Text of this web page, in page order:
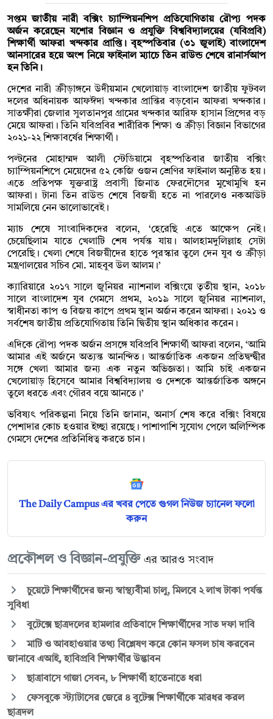
সপ্তম জাতীয় নারী বক্সিং চ্যাম্পিয়নশিপ প্রতিযোগিতায় রৌপ্য পদক
অর্জন করেছেন যশোর বিজ্ঞান ও প্রযুক্তি বিশ্ববিদ্যালয়ের (যবিপ্রবি)
শিক্ষার্থী আফরা খন্দকার প্রাপ্তি। বৃহস্পতিবার (৩১ জুলাই) বাংলাদেশ
আনসারের হয়ে অংশ নিয়ে ফাইনাল ম্যাচে তিন রাউন্ড শেষে রানার্সআপ
হন তিনি।
দেশের নারী ক্রীড়াঙ্গনে উদীয়মান খেলোয়াড় বাংলাদেশ জাতীয় ফুটবল
দলের অধিনায়ক আফঈদা খন্দকার প্রান্তির বড়বোন আফরা খন্দকার।
সাতক্ষীরা জেলার সুলতানপুর গ্রামের খন্দকার আরিফ হাসান প্রিন্সের বড়
মেয়ে আফরা। তিনি যবিপ্রবির শারীরিক শিক্ষা ও ক্রীড়া বিজ্ঞান বিভাগের
২০২১-২২ শিক্ষাবর্ষের শিক্ষার্থী।
পল্টনের মোহাম্মদ আলী স্টেডিয়ামে বৃহস্পতিবার জাতীয় বক্সিং
চ্যাম্পিয়নশিপে মেয়েদের ৫২ কেজি ওজন শ্রেণির ফাইনাল অনুষ্ঠিত হয়।
এতে প্রতিপক্ষ যুক্তরাষ্ট্র প্রবাসী জিনাত ফেরদৌসের মুখোমুখি হন
আফরা। টানা তিন রাউন্ড শেষে বিজয়ী হতে না পারলেও নকআউট
সামলিয়ে নেন ভালোভাবেই।
ম্যাচ শেষে সাংবাদিকদের বলেন, ‌‘হেরেছি এতে আক্ষেপ নেই।
চেয়েছিলাম যাতে খেলাটি শেষ পর্যন্ত যায়। আলহামদুলিল্লাহ সেটা
পেরেছি। খেলা শেষে বিজয়ীদের হাতে পুরস্কার তুলে দেন যুব ও ক্রীড়া
মন্ত্রণালয়ের সচিব মো. মাহবুব উল আলম।’
ক্যারিয়ারে ২০১৭ সালে জুনিয়র ন্যাশনাল বক্সিংয়ে তৃতীয় স্থান, ২০১৮
সালে বাংলাদেশ যুব গেমসে প্রথম, ২০১৯ সালে জুনিয়র ন্যাশনাল,
স্বাধীনতা কাপ ও বিজয় কাপে প্রথম স্থান অর্জন করেন আফরা। ২০২১ ও
সর্বশেষ জাতীয় প্রতিযোগিতায় তিনি দ্বিতীয় স্থান অধিকার করেন।
এদিকে রৌপ্য পদক অর্জন প্রসঙ্গে যবিপ্রবি শিক্ষার্থী আফরা বলেন, ‘আমি
আমার এই অর্জনে অত্যন্ত আনন্দিত। আন্তর্জাতিক একজন প্রতিদ্বন্দ্বীর
সঙ্গে খেলা আমার জন্য এক নতুন অভিজ্ঞতা। আমি চাই একজন
খেলোয়াড় হিসেবে আমার বিশ্ববিদ্যালয় ও দেশকে আন্তর্জাতিক অঙ্গনে
তুলে ধরতে এবং গৌরব বয়ে আনতে।’
ভবিষ্যৎ পরিকল্পনা নিয়ে তিনি জানান, অনার্স শেষ করে বক্সিং বিষয়ে
পেশাদার কোচ হওয়ার ইচ্ছা রয়েছে। পাশাপাশি সুযোগ পেলে অলিম্পিক
গেমসে দেশের প্রতিনিধিত্ব করতে চান।
The Daily Campus এর খবর পেতে গুগল নিউজ চ্যানেল ফলো
করুন
প্রকৌশল ও বিজ্ঞান-প্রযুক্তি এর আরও সংবাদ
চুয়েটে শিক্ষার্থীদের জন্য স্বাস্থ্যবীমা চালু, মিলবে ২ লাখ টাকা পর্যন্ত
সুবিধা
বুটেক্সে ছাত্রদলের হামলার প্রতিবাদে শিক্ষার্থীদের সাত দফা দাবি
মাটি ও আবহাওয়ার তথ্য বিশ্লেষণ করে কোন ফসল চাষ করবেন
জানাবে এআই, হাবিপ্রবি শিক্ষার্থীর উদ্ভাবন
ছাত্রাবাসে গাজা সেবন, ৮ শিক্ষার্থী হাতেনাতে ধরা
ফেসবুকে স্ট্যাটাসের জেরে ৪ বুটেক্স শিক্ষার্থীকে মারধর করল
ছাত্রদল